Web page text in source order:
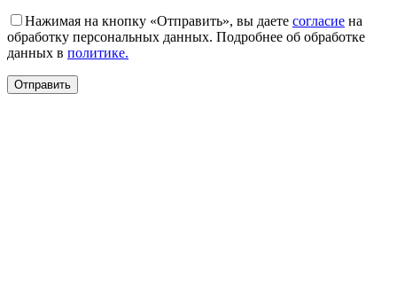
Нажимая на кнопку «Отправить», вы даете согласие на
обработку персональных данных. Подробнее об обработке
данных в политике.